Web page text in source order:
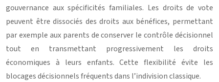
gouvernance aux spécificités familiales. Les droits de vote
peuvent être dissociés des droits aux bénéfices, permettant
par exemple aux parents de conserver le contrôle décisionnel
tout en transmettant progressivement les droits
économiques à leurs enfants. Cette flexibilité évite les
blocages décisionnels fréquents dans l’indivision classique.